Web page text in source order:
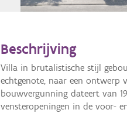
Beschrijving
Villa in brutalistische stijl
echtgenote, naar een ontwerp
bouwvergunning dateert van
vensteropeningen in de voor-